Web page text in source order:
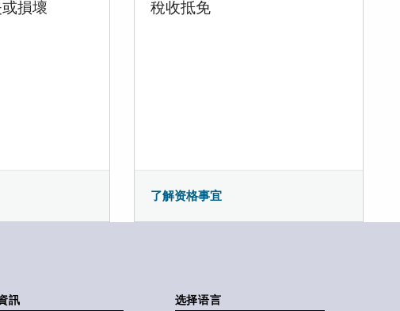
損壞
稅收抵免
了解资格事宜
訊 选择语言